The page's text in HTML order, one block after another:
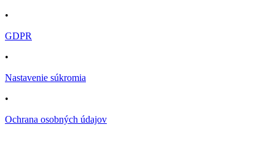
•
GDPR
•
Nastavenie súkromia
•
Ochrana osobných údajov